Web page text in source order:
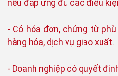
nếu đáp ứng đủ các điều
- Có hóa đơn, chứng từ
hàng hóa, dịch vụ giao xuất.
- Doanh nghiệp có quyết